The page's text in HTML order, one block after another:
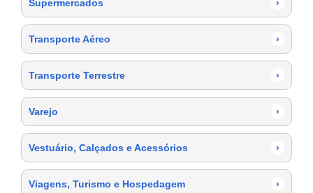
Supermercados ›
Transporte Aéreo ›
Transporte Terrestre ›
Varejo ›
Vestuário, Calçados e Acessórios ›
Viagens, Turismo e Hospedagem ›